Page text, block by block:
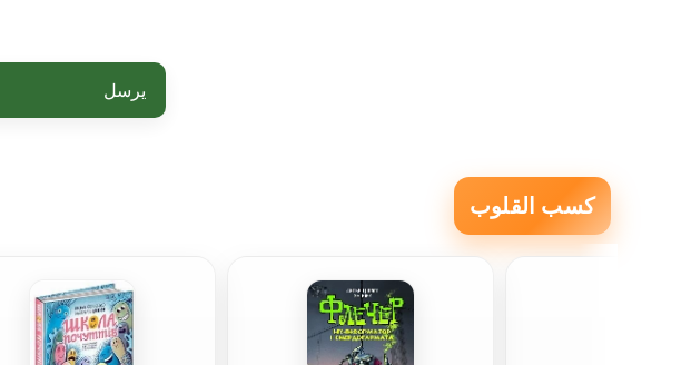
يرسل
كسب القلوب